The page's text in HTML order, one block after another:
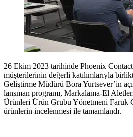
26 Ekim 2023 tarihinde Phoenix
müşterilerinin değerli katılımlarıyla
Geliştirme Müdürü Bora Yurtsever’in
lansman programı, Markalama-El
Ürünleri Ürün Grubu Yönetmeni Faruk
ürünlerin incelenmesi ile tamamlandı.